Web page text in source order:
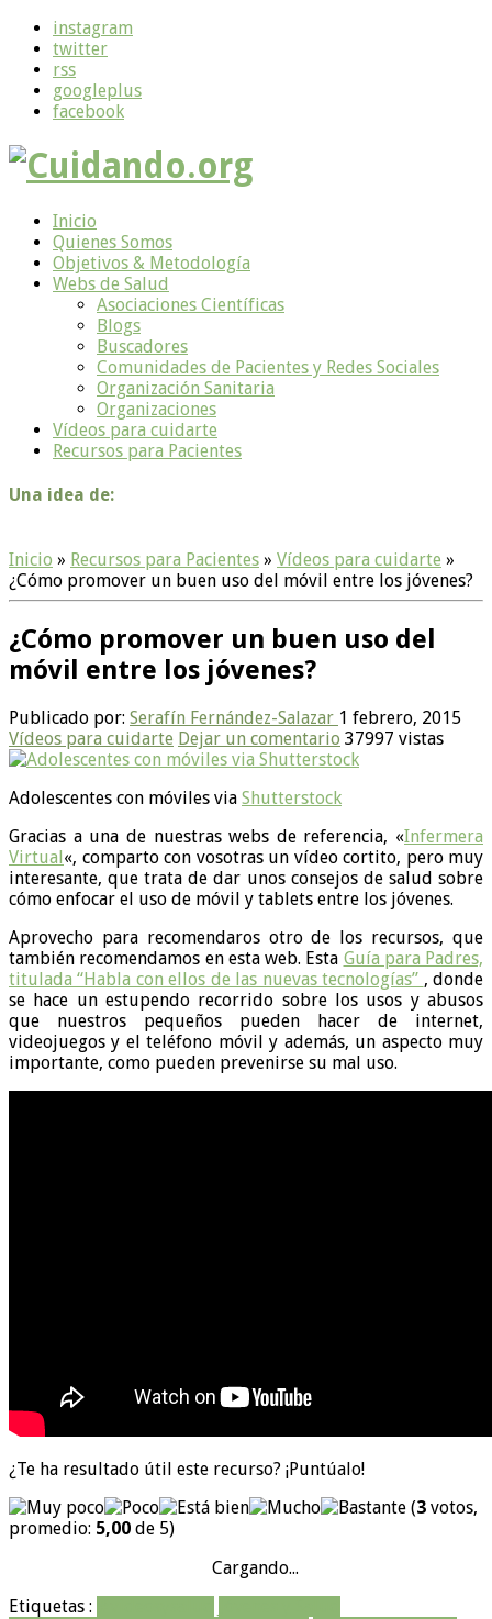
instagram
twitter
rss
googleplus
facebook
Inicio
Quienes Somos
Objetivos & Metodología
Webs de Salud
Asociaciones Científicas
Blogs
Buscadores
Comunidades de Pacientes y Redes Sociales
Organización Sanitaria
Organizaciones
Vídeos para cuidarte
Recursos para Pacientes
Una idea de:
Inicio » Recursos para Pacientes » Vídeos para cuidarte »
¿Cómo promover un buen uso del móvil entre los jóvenes?
¿Cómo promover un buen uso del
móvil entre los jóvenes?
Publicado por: Serafín Fernández-Salazar 1 febrero, 2015
Vídeos para cuidarte Dejar un comentario 37997 vistas
Adolescentes con móviles via Shutterstock
Gracias a una de nuestras webs de referencia, «Infermera
Virtual «, comparto con vosotras un vídeo cortito, pero muy
interesante, que trata de dar unos consejos de salud sobre
cómo enfocar el uso de móvil y tablets entre los jóvenes.
Aprovecho para recomendaros otro de los recursos, que
también recomendamos en esta web. Esta Guía para Padres,
titulada “Habla con ellos de las nuevas tecnologías” , donde
se hace un estupendo recorrido sobre los usos y abusos
que nuestros pequeños pueden hacer de internet,
videojuegos y el teléfono móvil y además, un aspecto muy
importante, como pueden prevenirse su mal uso.
¿Te ha resultado útil este recurso? ¡Puntúalo!
(3 votos,
promedio: 5,00 de 5)
Cargando...
Etiquetas :